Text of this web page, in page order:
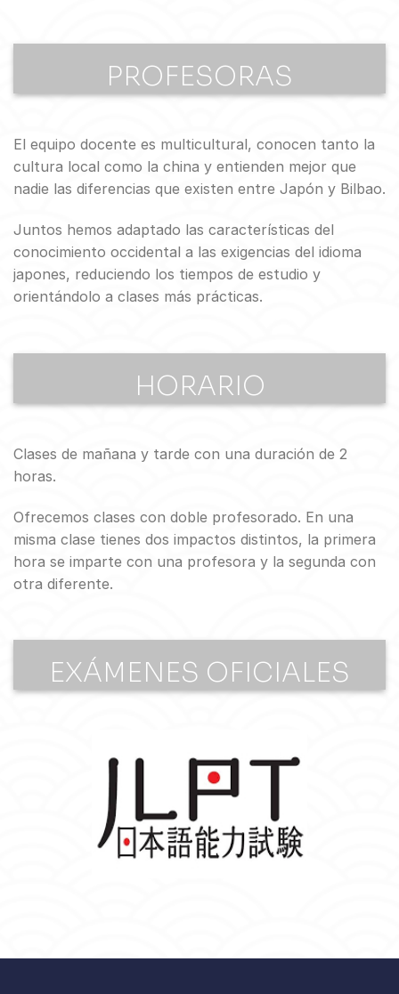
PROFESORAS
El equipo docente es multicultural, conocen tanto la
cultura local como la china y entienden mejor que
nadie las diferencias que existen entre Japón y Bilbao.
Juntos hemos adaptado las características del
conocimiento occidental a las exigencias del idioma
japones, reduciendo los tiempos de estudio y
orientándolo a clases más prácticas.
HORARIO
Clases de mañana y tarde con una duración de 2
horas.
Ofrecemos clases con doble profesorado. En una
misma clase tienes dos impactos distintos, la primera
hora se imparte con una profesora y la segunda con
otra diferente.
EXÁMENES OFICIALES